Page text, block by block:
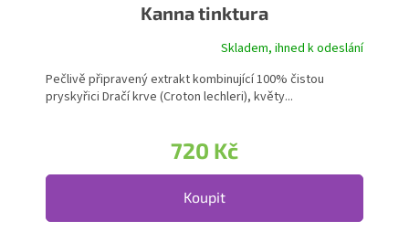
Kanna tinktura
Skladem, ihned k odeslání
720 Kč
Koupit
Pečlivě připravený extrakt kombinující 100% čistou
pryskyřici Dračí krve (Croton lechleri), květy...